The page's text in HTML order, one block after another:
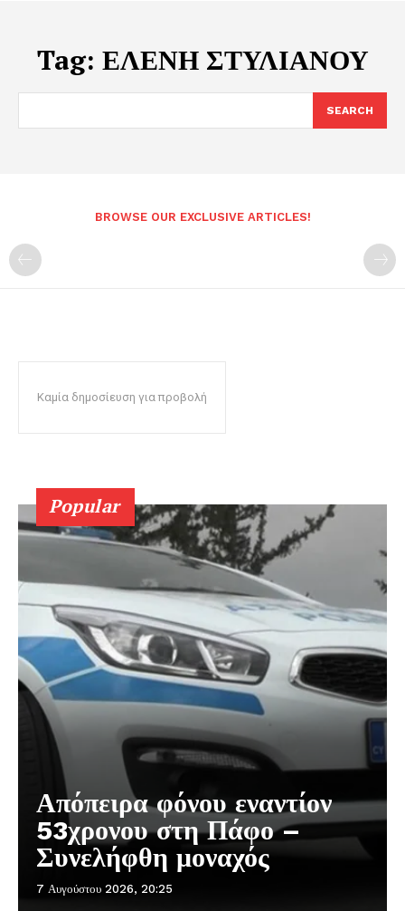
Tag: ΕΛΕΝΗ ΣΤΥΛΙΑΝΟΥ
SEARCH
BROWSE OUR EXCLUSIVE ARTICLES!
Καμία δημοσίευση για προβολή
Popular
Απόπειρα φόνου εναντίον
53χρονου στη Πάφο –
Συνελήφθη μοναχός
7 Αυγούστου 2026, 20:25